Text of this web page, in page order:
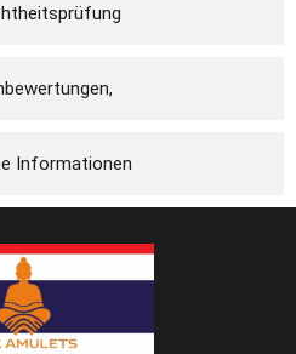
Informationen